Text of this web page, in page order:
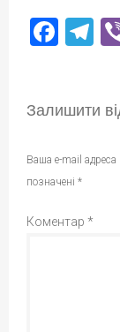
Залишити
Ваша e-mail
позначені *
Коментар *